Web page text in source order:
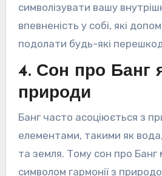
символізувати вашу
впевненість у собі, які
подолати будь-які
4. Сон про Банг
природи
Банг часто асоціюється з
елементами, такими як
та земля. Тому сон про
символом гармонії з